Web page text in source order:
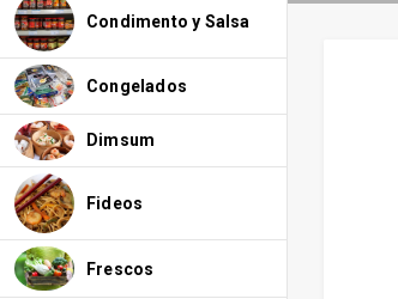
Condimento y Salsa
Congelados
Dimsum
Fideos
Frescos